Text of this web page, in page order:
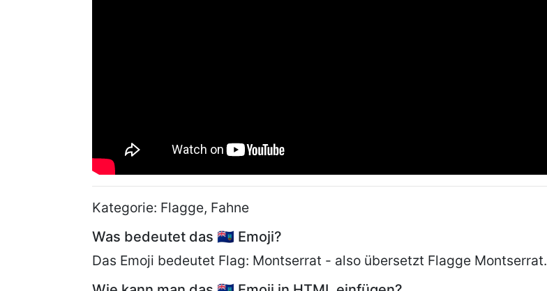
Kategorie: Flagge, Fahne
Was bedeutet das 🇲🇸 Emoji?
Das Emoji bedeutet Flag: Montserrat - also übersetzt Flagge Montserrat.